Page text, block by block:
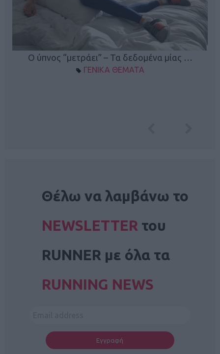
Ο ύπνος “μετράει” – Τα δεδομένα μίας …
ΓΕΝΙΚΑ ΘΕΜΑΤΑ
Θέλω να λαμβάνω το
NEWSLETTER του
RUNNER με όλα τα
RUNNING NEWS